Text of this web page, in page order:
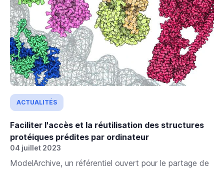
ACTUALITÉS
Faciliter l'accès et la réutilisation des structures
protéiques prédites par ordinateur
04 juillet 2023
ModelArchive, un référentiel ouvert pour le partage de